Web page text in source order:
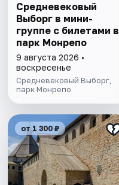
Cредневековый
Выборг в мини-
группе c билетами в
парк Монрепо
9 августа 2026 •
воскресенье
Средневековый Выборг,
парк Монрепо
от 1 300 ₽